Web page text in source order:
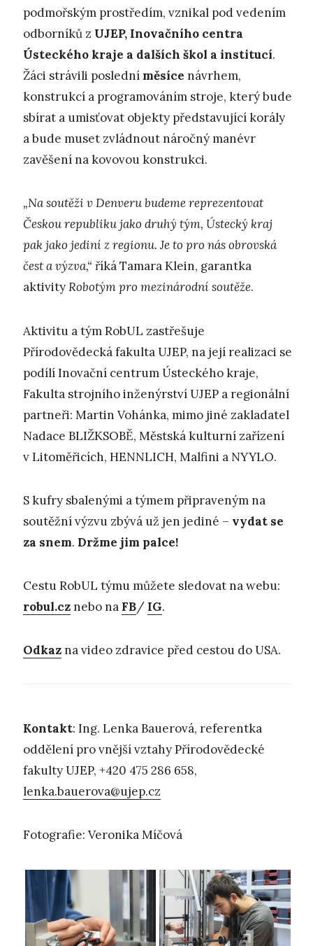
podmořským prostředím, vznikal pod vedením
odborníků z UJEP, Inovačního centra
Ústeckého kraje a dalších škol a institucí.
Žáci strávili poslední měsíce návrhem,
konstrukcí a programováním stroje, který bude
sbírat a umisťovat objekty představující korály
a bude muset zvládnout náročný manévr
zavěšení na kovovou konstrukci.
„Na soutěži v Denveru budeme reprezentovat
Českou republiku jako druhý tým, Ústecký kraj
pak jako jediní z regionu. Je to pro nás obrovská
čest a výzva,“ říká Tamara Klein, garantka
aktivityRobotým pro mezinárodní soutěže.
Aktivitu a tým RobUL zastřešuje
Přírodovědecká fakulta UJEP, na její realizaci se
podílí Inovační centrum Ústeckého kraje,
Fakulta strojního inženýrství UJEP a regionální
partneři: Martin Vohánka, mimo jiné zakladatel
Nadace BLIŽKSOBĚ, Městská kulturní zařízení
v Litoměřicích, HENNLICH, Malfini a NYYLO.
S kufry sbalenými a týmem připraveným na
soutěžní výzvu zbývá už jen jediné – vydat se
za snem. Držme jim palce!
Cestu RobUL týmu můžete sledovat na webu:
robul.cznebo na FB/ IG.
Odkazna video zdravice před cestou do USA.
Kontakt: Ing. Lenka Bauerová, referentka
oddělení pro vnější vztahy Přírodovědecké
fakulty UJEP, +420 475 286 658,
lenka.bauerova@ujep.cz
Fotografie: Veronika Míčová